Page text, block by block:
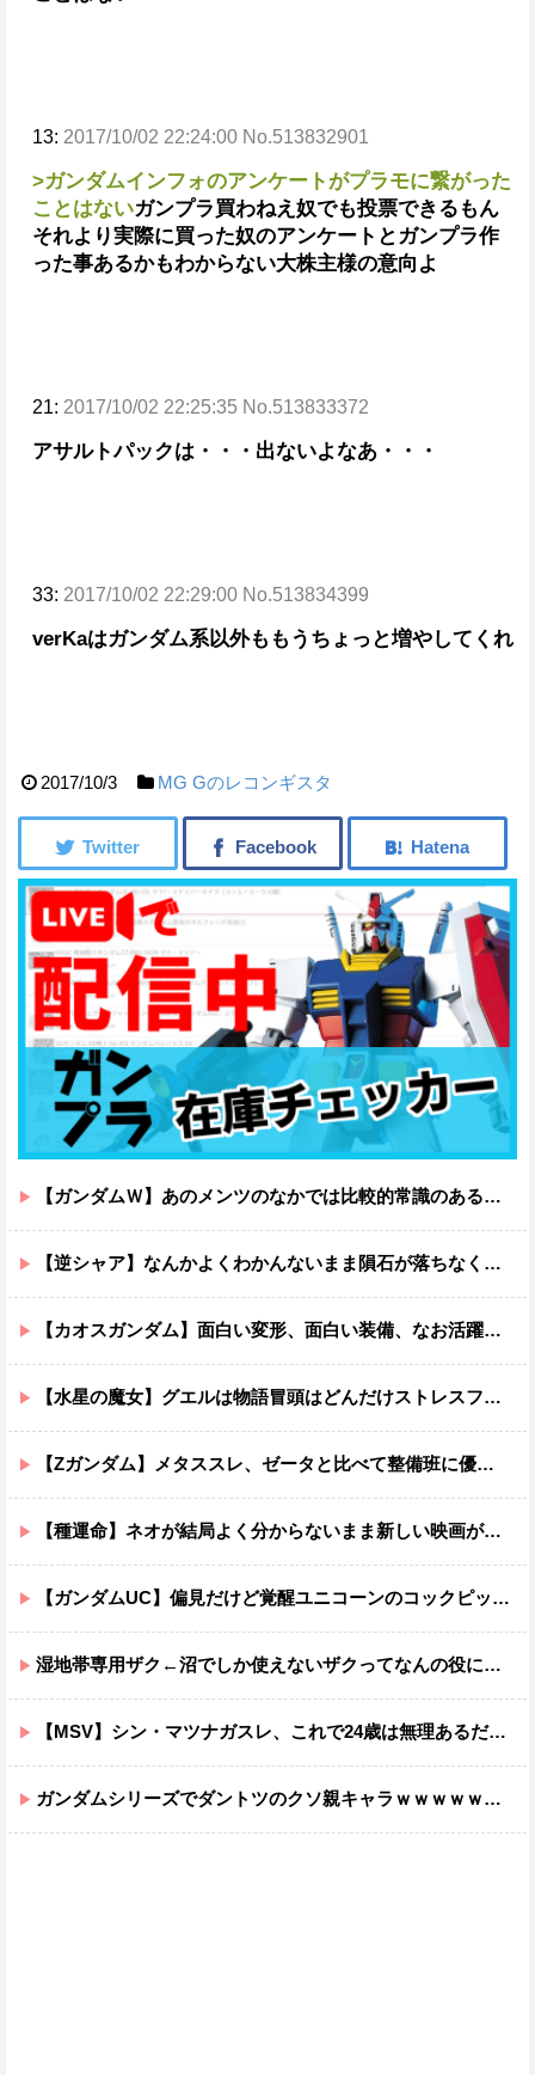
13: 2017/10/02 22:24:00 No.513832901
>ガンダムインフォのアンケートがプラモに繋がった
ことはないガンプラ買わねえ奴でも投票できるもん
それより実際に買った奴のアンケートとガンプラ作
った事あるかもわからない大株主様の意向よ
21: 2017/10/02 22:25:35 No.513833372
アサルトパックは・・・出ないよなあ・・・
33: 2017/10/02 22:29:00 No.513834399
verKaはガンダム系以外ももうちょっと増やしてくれ
2017/10/3 MG Gのレコンギスタ
【ガンダムＷ】あのメンツのなかでは比較的常識のあるほうなのがデュオだよね
【逆シャア】なんかよくわかんないまま隕石が落ちなくていい感じに終わった作品ｗｗｗｗｗｗ
【カオスガンダム】面白い変形、面白い装備、なお活躍…
【水星の魔女】グエルは物語冒頭はどんだけストレスフルだったんだよ…ってなる
【Zガンダム】メタススレ、ゼータと比べて整備班に優しそう
【種運命】ネオが結局よく分からないまま新しい映画が終わった後ももやもやしてる
【ガンダムUC】偏見だけど覚醒ユニコーンのコックピットってエアコンの効きが強そうでいいよね
湿地帯専用ザク←沼でしか使えないザクってなんの役に立つ設定なんだ？
【MSV】シン・マツナガスレ、これで24歳は無理あるだろ…
ガンダムシリーズでダントツのクソ親キャラｗｗｗｗｗｗｗｗｗｗｗｗ